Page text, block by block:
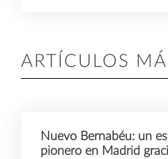
ARTÍCULOS
Nuevo Bernabéu: un
pionero en Madrid